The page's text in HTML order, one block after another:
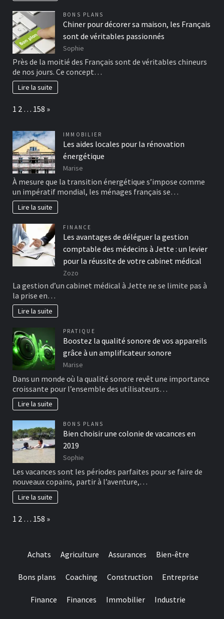
BONS PLANS
Chiner pour décorer sa maison, les Français
sont de véritables passionnés
Sophie
Près de la moitié des Français sont de véritables chineurs
de nos jours. Ce concept…
Lire la suite
Page:
1 2 … 158 Next
»
IMMOBILIER
Les aides locales pour la rénovation
énergétique
Marise
À mesure que la transition énergétique s’impose comme
un impératif mondial, les ménages français se…
Lire la suite
FINANCE
Les avantages de déléguer la gestion
comptable des médecins à Jette : un levier
pour la réussite de votre cabinet médical
Zozo
La gestion d’un cabinet médical à Jette ne se limite pas à
la prise en…
Lire la suite
PRATIQUE
Boostez la qualité sonore de vos appareils
grâce à un amplificateur sonore
Marise
Dans un monde où la qualité sonore revêt une importance
croissante pour l’ensemble des utilisateurs…
Lire la suite
BONS PLANS
Bien choisir une colonie de vacances en
2019
Sophie
Les vacances sont les périodes parfaites pour se faire de
nouveaux copains, partir à l’aventure,…
Lire la suite
Page:
1 2 … 158 Next
»
Achats Agriculture Assurances Bien-être
Bons plans Coaching Construction Entreprise
Finance Finances Immobilier Industrie